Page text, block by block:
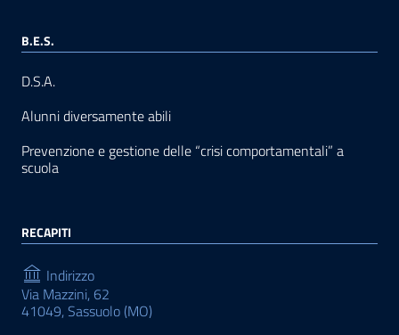
B.E.S.
D.S.A.
Alunni diversamente abili
Prevenzione e gestione delle “crisi comportamentali” a
scuola
RECAPITI
Indirizzo
Via Mazzini, 62
41049, Sassuolo (MO)